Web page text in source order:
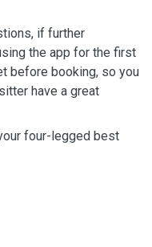
if further
the app for the first
before booking, so you
have a great
four-legged best